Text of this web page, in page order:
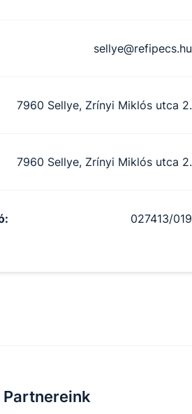
sellye@refipecs.hu
7960 Sellye, Zrínyi Miklós utca 2.
7960 Sellye, Zrínyi Miklós utca 2.
: 027413/019
Partnereink